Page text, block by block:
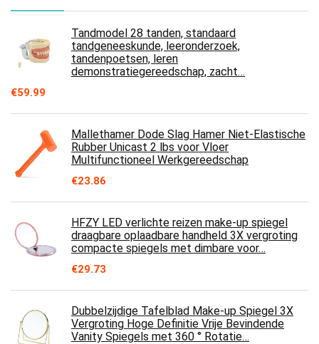
Tandmodel 28 tanden, standaard
tandgeneeskunde, leeronderzoek,
tandenpoetsen, leren
demonstratiegereedschap, zacht…
€59.99
Mallethamer Dode Slag Hamer Niet-Elastische
Rubber Unicast 2 lbs voor Vloer
Multifunctioneel Werkgereedschap
€23.86
HFZY LED verlichte reizen make-up spiegel
draagbare oplaadbare handheld 3X vergroting
compacte spiegels met dimbare voor…
€29.73
Dubbelzijdige Tafelblad Make-up Spiegel 3X
Vergroting Hoge Definitie Vrije Bevindende
Vanity Spiegels met 360 ° Rotatie…